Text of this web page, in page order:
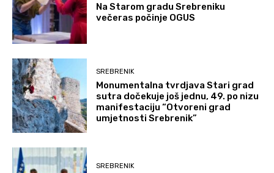
Na Starom gradu Srebreniku
večeras počinje OGUS
SREBRENIK
Monumentalna tvrdjava Stari grad
sutra dočekuje još jednu, 49. po nizu
manifestaciju “Otvoreni grad
umjetnosti Srebrenik”
SREBRENIK